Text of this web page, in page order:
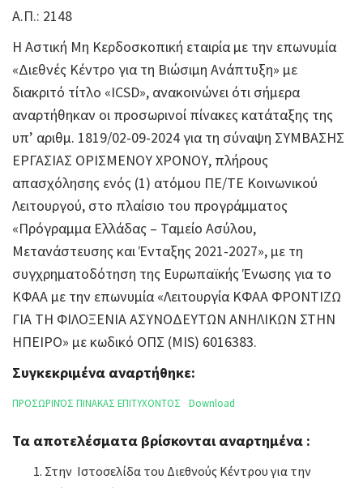
Α.Π.: 2148
Η Αστική Μη Κερδοσκοπική εταιρία με την επωνυμία
«Διεθνές Κέντρο για τη Βιώσιμη Ανάπτυξη» με
διακριτό τίτλο «ICSD», ανακοινώνει ότι σήμερα
αναρτήθηκαν οι προσωρινοί πίνακες κατάταξης της
υπ’ αριθμ. 1819/02-09-2024 για τη σύναψη ΣΥΜΒΑΣΗΣ
ΕΡΓΑΣΙΑΣ ΟΡΙΣΜΕΝΟΥ ΧΡΟΝΟΥ, πλήρους
απασχόλησης ενός (1) ατόμου ΠΕ/ΤΕ Κοινωνικού
Λειτουργού, στο πλαίσιο του προγράμματος
«Πρόγραμμα Ελλάδας – Ταμείο Ασύλου,
Μετανάστευσης και Ένταξης 2021-2027», με τη
συγχρηματοδότηση της Ευρωπαϊκής Ένωσης για το
ΚΦΑΑ με την επωνυμία «Λειτουργία ΚΦΑΑ ΦΡΟΝΤΙΖΩ
ΓΙΑ ΤΗ ΦΙΛΟΞΕΝΙΑ ΑΣΥΝΟΔΕΥΤΩΝ ΑΝΗΛΙΚΩΝ ΣΤΗΝ
ΗΠΕΙΡΟ» με κωδικό ΟΠΣ (MIS) 6016383.
Συγκεκριμένα αναρτήθηκε:
ΠΡΟΣΩΡΙΝΌΣ ΠΙΝΑΚΑΣ ΕΠΙΤΥΧΟΝΤΟΣ Download
Τα αποτελέσματα βρίσκονται αναρτημένα :
Στην Ιστοσελίδα του Διεθνούς Κέντρου για την